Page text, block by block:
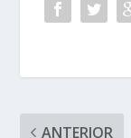
ANTERIOR